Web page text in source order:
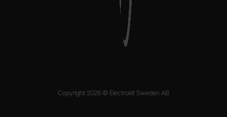
Copyright 2026 © Electrokit Sweden AB